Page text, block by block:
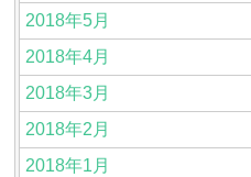
2018年5月
2018年4月
2018年3月
2018年2月
2018年1月